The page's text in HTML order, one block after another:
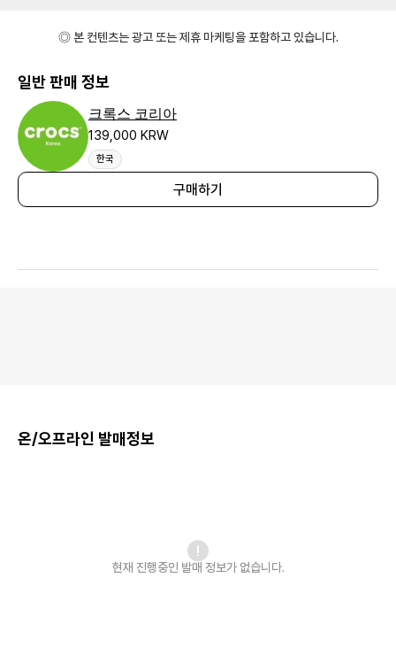
◎ 본 컨텐츠는 광고 또는 제휴 마케팅을 포함하고 있습니다.
일반 판매 정보
크록스 코리아
139,000 KRW
한국
구매하기
온/오프라인 발매정보
현재 진행중인 발매 정보가 없습니다.